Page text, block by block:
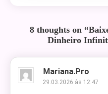
8 thoughts on “
Dinheiro
Mariana.pro
29.03.2026 às 12:47